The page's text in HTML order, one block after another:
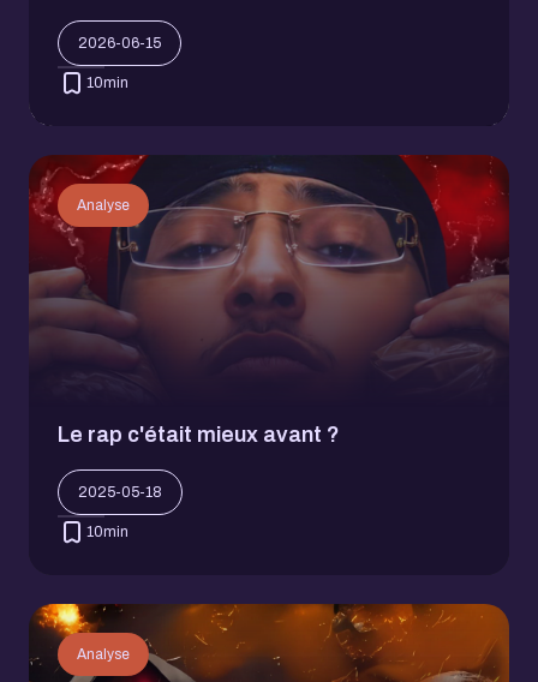
2026-06-15
10min
Analyse
Le rap c'était mieux avant ?
2025-05-18
10min
Analyse